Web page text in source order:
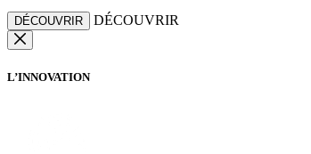
DÉCOUVRIR DÉCOUVRIR
L’INNOVATION